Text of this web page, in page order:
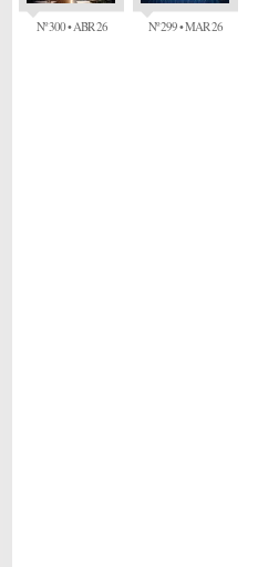
Nº 300 • ABR 26 Nº 299 • MAR 26